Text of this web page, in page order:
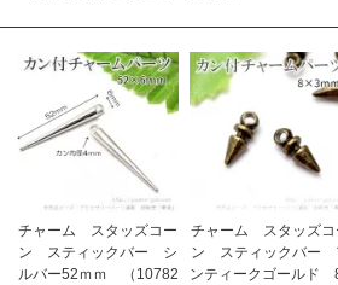
チャーム スタッズコー
ン スティックバー シ
ルバー52ｍｍ （10782
チャーム スタッズコ
ン スティックバー
ンティークゴールド